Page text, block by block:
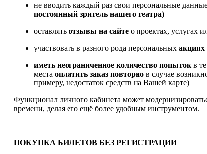
не вводить каждый раз свои персональные данные
постоянный зритель нашего театра)
оставлять отзывы на сайте о проектах, услугах
участвовать в разного рода персональных акциях
иметь неограниченное количество попыток в
места оплатить заказ повторно в случае
примеру, недостаток средств на Вашей карте)
Функционал личного кабинета может
времени, делая его ещё более удобным инструментом.
ПОКУПКА БИЛЕТОВ БЕЗ РЕГИСТРАЦИИ